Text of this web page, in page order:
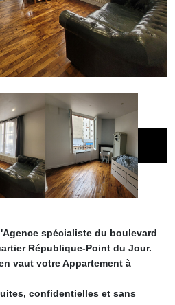
spécialiste du boulevard
République-Point du Jour.
vaut votre Appartement à
confidentielles et sans